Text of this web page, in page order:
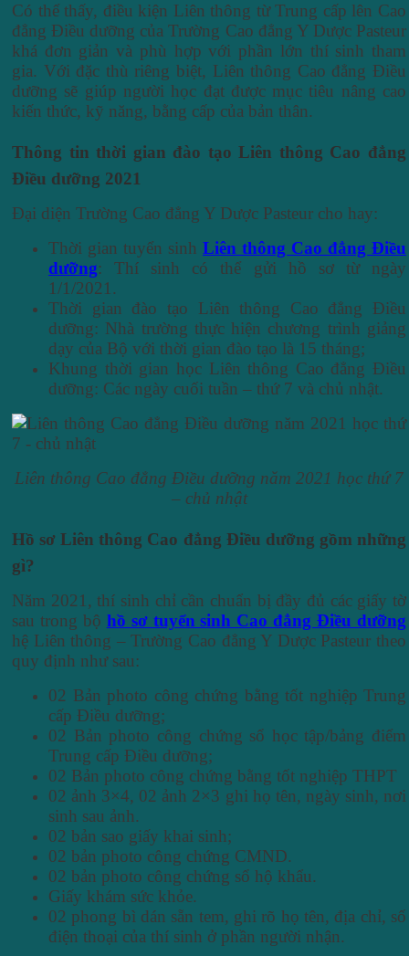
Có thể thấy, điều kiện Liên thông từ Trung cấp lên Cao
đẳng Điều dưỡng của Trường Cao đẳng Y Dược Pasteur
khá đơn giản và phù hợp với phần lớn thí sinh tham
gia. Với đặc thù riêng biệt, Liên thông Cao đẳng Điều
dưỡng sẽ giúp người học đạt được mục tiêu nâng cao
kiến thức, kỹ năng, bằng cấp của bản thân.
Thông tin thời gian đào tạo Liên thông Cao đẳng
Điều dưỡng 2021
Đại diện Trường Cao đẳng Y Dược Pasteur cho hay:
Thời gian tuyển sinh Liên thông Cao đẳng Điều
dưỡng: Thí sinh có thể gửi hồ sơ từ ngày
1/1/2021.
Thời gian đào tạo Liên thông Cao đẳng Điều
dưỡng: Nhà trường thực hiện chương trình giảng
dạy của Bộ với thời gian đào tạo là 15 tháng;
Khung thời gian học Liên thông Cao đẳng Điều
dưỡng: Các ngày cuối tuần – thứ 7 và chủ nhật.
Liên thông Cao đẳng Điều dưỡng năm 2021 học thứ 7
– chủ nhật
Hồ sơ Liên thông Cao đẳng Điều dưỡng gồm những
gì?
Năm 2021, thí sinh chỉ cần chuẩn bị đầy đủ các giấy tờ
sau trong bộ hồ sơ tuyển sinh Cao đẳng Điều dưỡng
hệ Liên thông – Trường Cao đẳng Y Dược Pasteur theo
quy định như sau:
02 Bản photo công chứng bằng tốt nghiệp Trung
cấp Điều dưỡng;
02 Bản photo công chứng sổ học tập/bảng điểm
Trung cấp Điều dưỡng;
02 Bản photo công chứng bằng tốt nghiệp THPT
02 ảnh 3×4, 02 ảnh 2×3 ghi họ tên, ngày sinh, nơi
sinh sau ảnh.
02 bản sao giấy khai sinh;
02 bản photo công chứng CMND.
02 bản photo công chứng sổ hộ khẩu.
Giấy khám sức khỏe.
02 phong bì dán sẵn tem, ghi rõ họ tên, địa chỉ, số
điện thoại của thí sinh ở phần người nhận.